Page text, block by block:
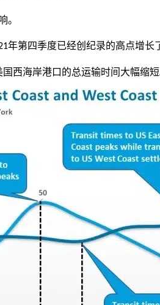
。
年第四季度已经创纪录的高点增长
国西海岸港口的总运输时间大幅缩短